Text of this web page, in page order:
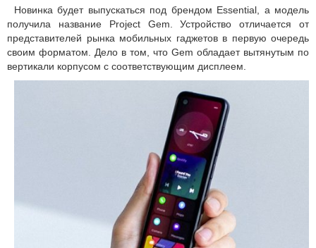
Новинка будет выпускаться под брендом Essential, а модель
получила название Project Gem. Устройство отличается от
представителей рынка мобильных гаджетов в первую очередь
своим форматом. Дело в том, что Gem обладает вытянутым по
вертикали корпусом с соответствующим дисплеем.